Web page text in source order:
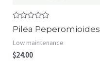
Rated
0
of
5
Pilea Peperomioides
Low maintenance
$24.00